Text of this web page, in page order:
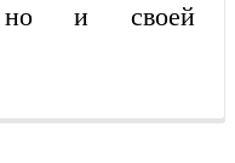
но и своей